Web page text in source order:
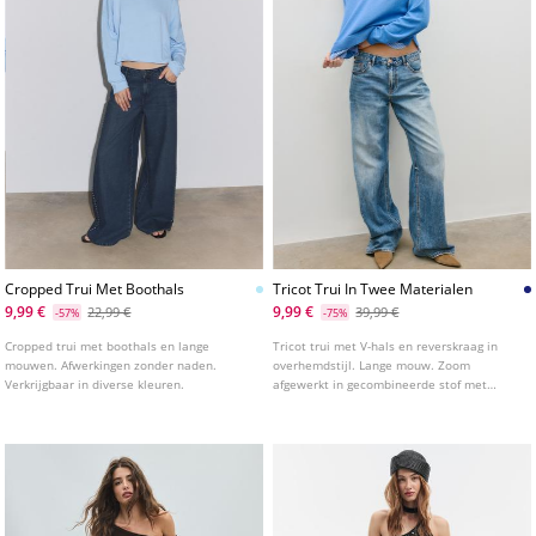
Cropped Trui Met Boothals
9,99 €
-57% 22,99 €
Cropped trui met boothals en lange
mouwen. Afwerkingen zonder naden.
Verkrijgbaar in diverse kleuren.
Tricot Trui In Twee Materialen
9,99 €
-75% 39,99 €
Tricot trui met V-hals en reverskraag in
overhemdstijl. Lange mouw. Zoom
afgewerkt in gecombineerde stof met